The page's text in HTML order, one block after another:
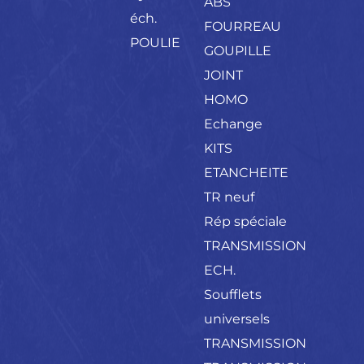
éch.
POULIE
FOURREAU
GOUPILLE
JOINT
HOMO
Echange
KITS
ETANCHEITE
TR neuf
Rép spéciale
TRANSMISSION
ECH.
Soufflets
universels
TRANSMISSION